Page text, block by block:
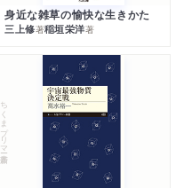
身近な雑草の愉快な生きかた
三上修著稲垣栄洋著
ちくまプリマー新書